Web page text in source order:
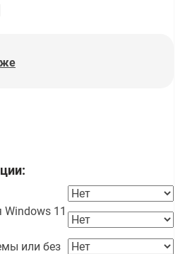
Windows 11
или без